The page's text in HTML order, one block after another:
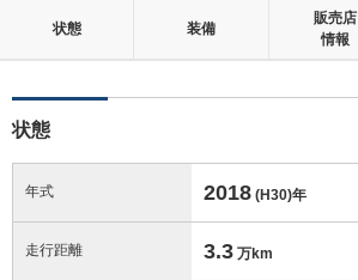
状態 装備
販売店
情報
状態
年式 2018 (H30)年
走行距離 3.3 万km